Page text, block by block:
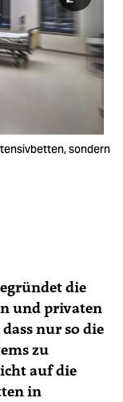
sondern
die
und privaten
nur so die
zu
auf die
in